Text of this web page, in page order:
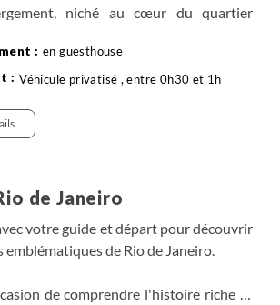
niché au cœur du quartier
du célèbre téléphérique, vous invite
immersion dans l’atmosphère
vous attend pour votre première
un peu de chance, vous pourriez
rochers environnants.
en guesthouse
Véhicule privatisé , entre 0h30 et 1h
de Janeiro
votre guide et départ pour découvrir
emblématiques de Rio de Janeiro.
de comprendre l'histoire riche et